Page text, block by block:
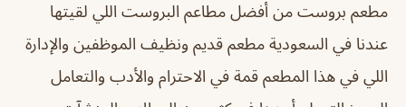
‏مطعم بروست من أفضل مطاعم البروست اللي لقيتها
عندنا في السعودية مطعم قديم ونظيف الموظفين والإدارة
اللي في هذا المطعم قمة في الاحترام والأدب والتعامل